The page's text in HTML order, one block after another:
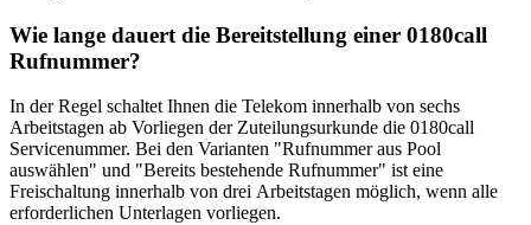
Wie lange dauert die Bereitstellung einer 0180call
Rufnummer?
In der Regel schaltet Ihnen die Telekom innerhalb von sechs
Arbeitstagen ab Vorliegen der Zuteilungsurkunde die 0180call
Servicenummer. Bei den Varianten "Rufnummer aus Pool
auswählen" und "Bereits bestehende Rufnummer" ist eine
Freischaltung innerhalb von drei Arbeitstagen möglich, wenn alle
erforderlichen Unterlagen vorliegen.